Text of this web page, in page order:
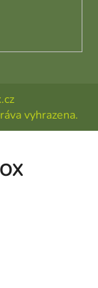
vyhrazena.